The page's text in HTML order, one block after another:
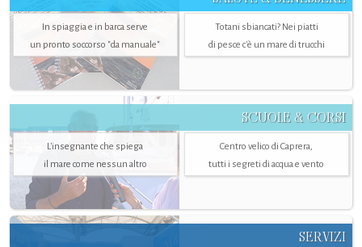
In spiaggia e in barca serve
un pronto soccorso "da manuale"
Totani sbiancati? Nei piatti
di pesce c'è un mare di trucchi
SCUOLE & CORSI
L'insegnante che spiega
il mare come nessun altro
Centro velico di Caprera,
tutti i segreti di acqua e vento
SERVIZI